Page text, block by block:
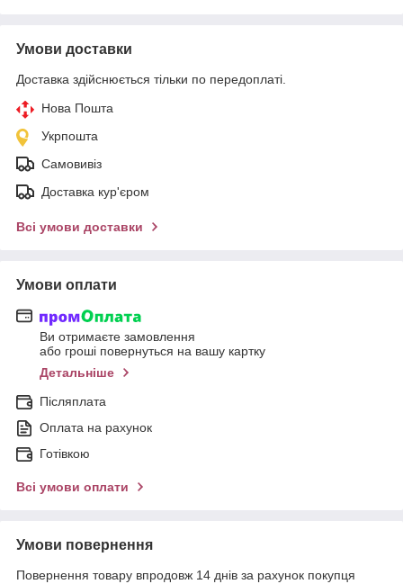
Умови доставки
Доставка здійснюється тільки по передоплаті.
Нова Пошта
Укрпошта
Самовивіз
Доставка кур'єром
Всі умови доставки
Умови оплати
Ви отримаєте замовлення
або гроші повернуться на вашу картку
Детальніше
Післяплата
Оплата на рахунок
Готівкою
Всі умови оплати
Умови повернення
Повернення товару впродовж 14 днів за рахунок покупця